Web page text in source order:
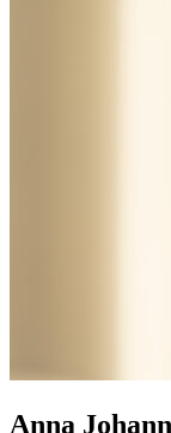
Anna